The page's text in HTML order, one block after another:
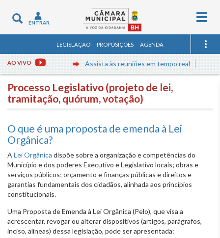
Toggle
navigation
ENTRAR
LEGISLAÇÃO PROPOSIÇÕES AGENDA
AO VIVO Assista às reuniões em tempo real
Processo Legislativo (projeto de lei,
tramitação, quórum, votação)
O que é uma proposta de emenda à Lei
Orgânica?
A Lei Orgânica dispõe sobre a organização e competências do
Município e dos poderes Executivo e Legislativo locais; obras e
serviços públicos; orçamento e finanças públicas e direitos e
garantias fundamentais dos cidadãos, alinhada aos princípios
constitucionais.
Uma Proposta de Emenda à Lei Orgânica (Pelo), que visa a
acrescentar, revogar ou alterar dispositivos (artigos, parágrafos,
inciso, alíneas) dessa legislação, pode ser apresentada: